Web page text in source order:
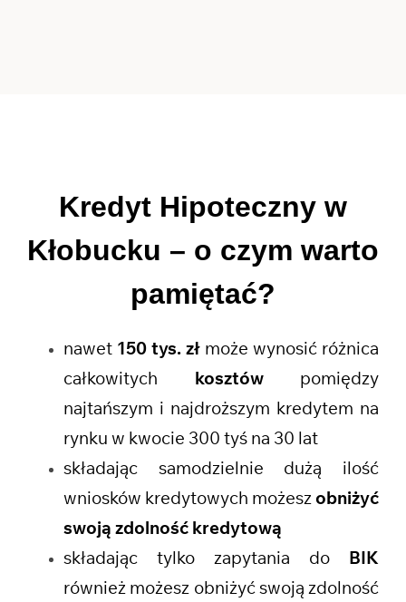
Kredyt Hipoteczny w
Kłobucku – o czym warto
pamiętać?
nawet 150 tys. zł może wynosić różnica
całkowitych kosztówpomiędzy
najtańszym i najdroższym kredytem na
rynku w kwocie 300 tyś na 30 lat
składając samodzielnie dużą ilość
wniosków kredytowych możesz obniżyć
swoją zdolność kredytową
składając tylko zapytania do BIK
również możesz obniżyć swoją zdolność